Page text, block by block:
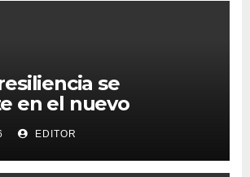
se
en el nuevo
para proteger a las
frente al
EDITOR